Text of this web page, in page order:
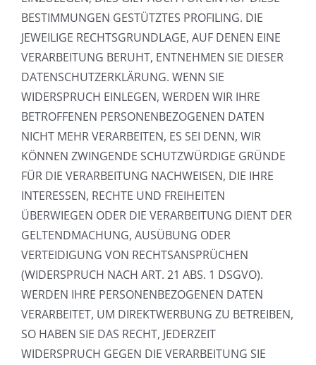
BESTIMMUNGEN GESTÜTZTES PROFILING. DIE
JEWEILIGE RECHTSGRUNDLAGE, AUF DENEN EINE
VERARBEITUNG BERUHT, ENTNEHMEN SIE DIESER
DATENSCHUTZERKLÄRUNG. WENN SIE
WIDERSPRUCH EINLEGEN, WERDEN WIR IHRE
BETROFFENEN PERSONENBEZOGENEN DATEN
NICHT MEHR VERARBEITEN, ES SEI DENN, WIR
KÖNNEN ZWINGENDE SCHUTZWÜRDIGE GRÜNDE
FÜR DIE VERARBEITUNG NACHWEISEN, DIE IHRE
INTERESSEN, RECHTE UND FREIHEITEN
ÜBERWIEGEN ODER DIE VERARBEITUNG DIENT DER
GELTENDMACHUNG, AUSÜBUNG ODER
VERTEIDIGUNG VON RECHTSANSPRÜCHEN
(WIDERSPRUCH NACH ART. 21 ABS. 1 DSGVO).
WERDEN IHRE PERSONENBEZOGENEN DATEN
VERARBEITET, UM DIREKTWERBUNG ZU BETREIBEN,
SO HABEN SIE DAS RECHT, JEDERZEIT
WIDERSPRUCH GEGEN DIE VERARBEITUNG SIE